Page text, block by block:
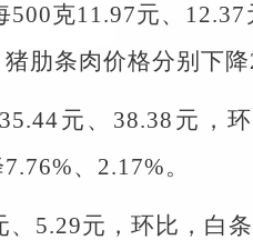
克11.97元、
肋条肉价格分别下降
元、38.38元，
、2.17%。
5.29元，环比，白